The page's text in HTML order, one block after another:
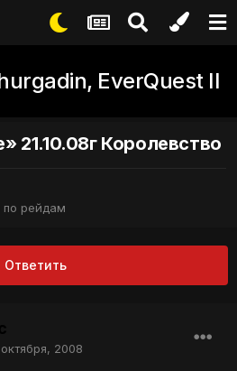
EverQuest II
21.10.08г Королевство
по рейдам
Ответить
2008